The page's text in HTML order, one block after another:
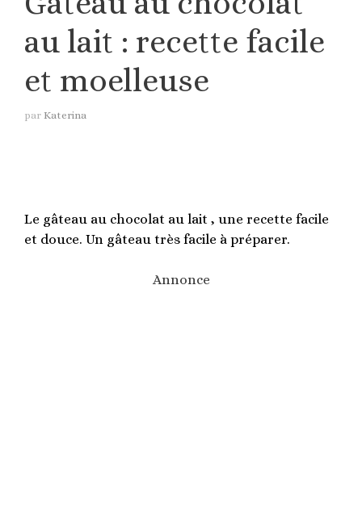
au lait : recette facile
et moelleuse
par Katerina
Le gâteau au chocolat au lait , une recette facile
et douce. Un gâteau très facile à préparer.
Annonce